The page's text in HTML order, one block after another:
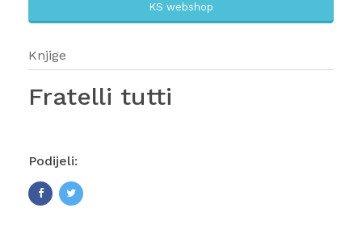
KS webshop
Knjige
Fratelli tutti
Podijeli: